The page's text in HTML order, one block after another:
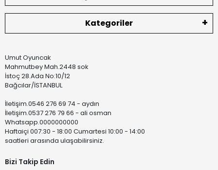
Kategoriler
Umut Oyuncak
Mahmutbey Mah.2448 sok
İstoç 28.Ada No:10/12
Bağcılar/İSTANBUL
İletişim.0546 276 69 74 - aydın
İletişim.0537 276 79 66 - ali osman
Whatsapp.0000000000
Haftaiçi 007:30 - 18:00 Cumartesi 10:00 - 14:00
saatleri arasında ulaşabilirsiniz.
Bizi Takip Edin